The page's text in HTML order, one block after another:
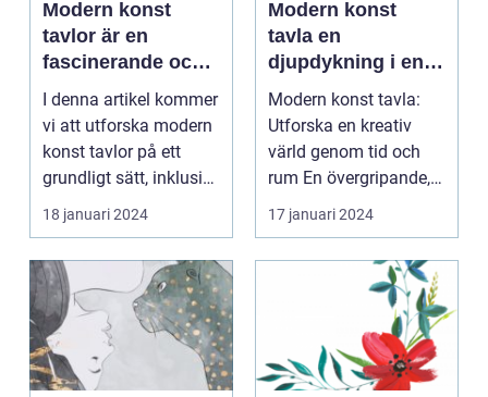
Modern konst
tavlor är en
fascinerande och
varierad form av
konstuttryck som
lockar till sig både
konstnärer och
konstälskare från
hela världen
I denna artikel kommer
vi att utforska modern
konst tavlor på ett
grundligt sätt, inklusive
en överg...
18 januari 2024
Modern konst
tavla en
djupdykning i en
kreativ värld
Modern konst tavla:
Utforska en kreativ
värld genom tid och
rum En övergripande,
grundlig översikt...
17 januari 2024